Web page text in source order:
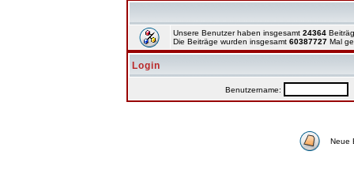
Unsere Benutzer haben insgesamt 24364
Die Beiträge wurden insgesamt 60387727 Mal
Login
Benutzername:
Neue